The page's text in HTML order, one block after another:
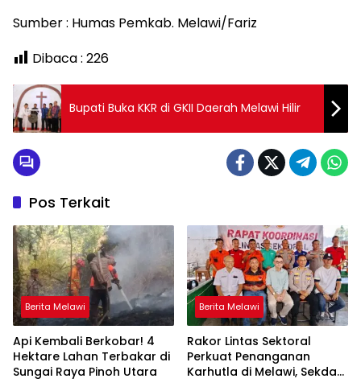
Sumber : Humas Pemkab. Melawi/Fariz
Dibaca : 226
Bupati Buka KKR di GKII Daerah Melawi Hilir
Pos Terkait
Berita Melawi
Api Kembali Berkobar! 4
Hektare Lahan Terbakar di
Sungai Raya Pinoh Utara
Berita Melawi
Rakor Lintas Sektoral
Perkuat Penanganan
Karhutla di Melawi, Sekda